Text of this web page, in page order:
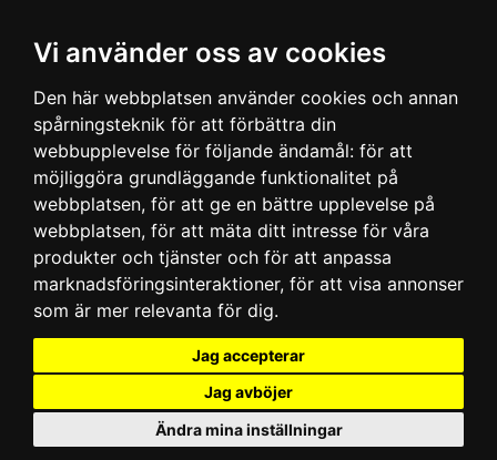
Vi använder oss av cookies
Den här webbplatsen använder cookies och annan
spårningsteknik för att förbättra din
webbupplevelse för följande ändamål: för att
möjliggöra grundläggande funktionalitet på
webbplatsen, för att ge en bättre upplevelse på
webbplatsen, för att mäta ditt intresse för våra
produkter och tjänster och för att anpassa
marknadsföringsinteraktioner, för att visa annonser
som är mer relevanta för dig.
Jag accepterar
Jag avböjer
Ändra mina inställningar